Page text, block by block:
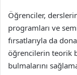
Öğrenciler,
programları ve
fırsatlarıyla da
öğrencilerin teorik
bulmalarını